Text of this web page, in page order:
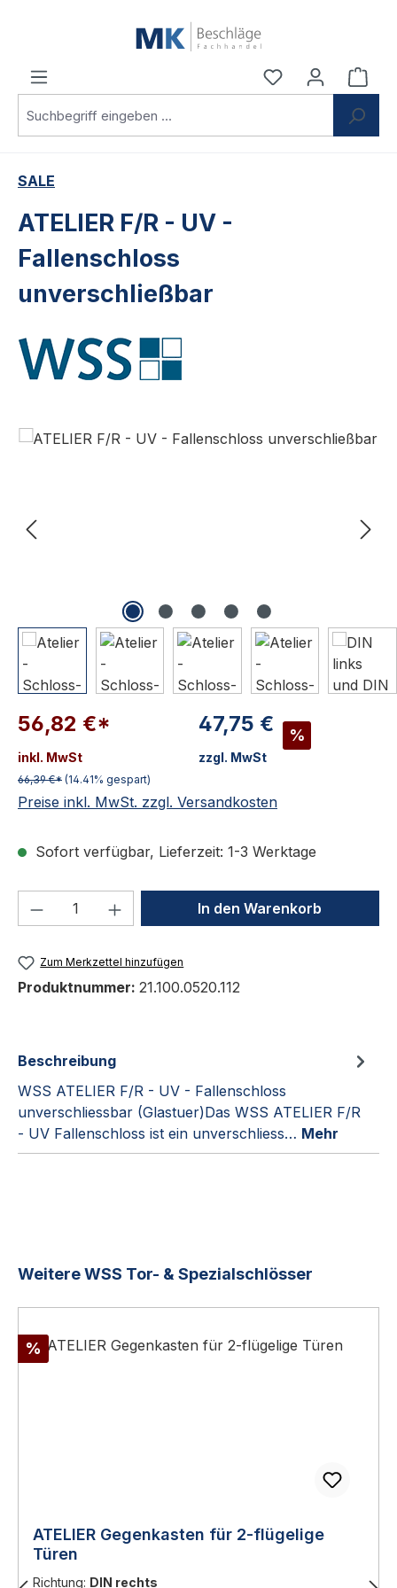
Du hast 0
SALE
ATELIER F/R - UV -
Fallenschloss
unverschließbar
56,82 €*
inkl. MwSt
47,75 €
zzgl. MwSt
%
66,39 €* (14.41% gespart)
Preise inkl. MwSt. zzgl. Versandkosten
Sofort verfügbar, Lieferzeit: 1-3 Werktage
Produkt Anzahl: Gib denIn den Warenkorb
Zum Merkzettel hinzufügen
Produktnummer: 21.100.0520.112
Beschreibung
WSS ATELIER F/R - UV - Fallenschloss
unverschliessbar (Glastuer)Das WSS ATELIER F/R
- UV Fallenschloss ist ein unverschliess… Mehr
Produktgalerie überspringen
Weitere WSS Tor- & Spezialschlösser
Rabatt
%
ATELIER Gegenkasten für 2-flügelige
Türen
Richtung: DIN rechts